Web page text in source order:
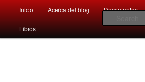
Afán por saber
nos rodea
Main
menu
Skip
to
Skip
to
Inicio Acerca del blog Documentos
Libros